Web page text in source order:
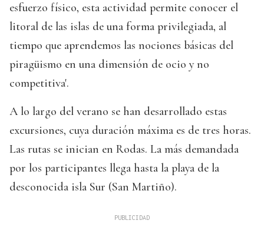
esfuerzo físico, esta actividad permite conocer el
litoral de las islas de una forma privilegiada, al
tiempo que aprendemos las nociones básicas del
piragüismo en una dimensión de ocio y no
competitiva'.
A lo largo del verano se han desarrollado estas
excursiones, cuya duración máxima es de tres horas.
Las rutas se inician en Rodas. La más demandada
por los participantes llega hasta la playa de la
desconocida isla Sur (San Martiño).